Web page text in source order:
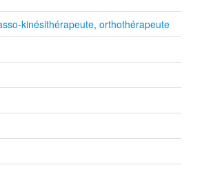
kinésithérapeute, orthothérapeute